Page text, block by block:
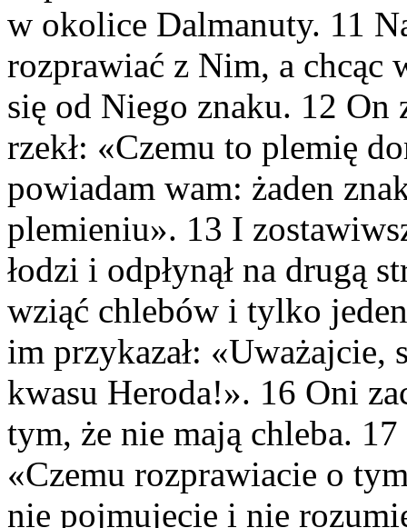
w okolice Dalmanuty. 11
rozprawiać z Nim, a chcąc
się od Niego znaku. 12 On
rzekł: «Czemu to plemię
powiadam wam: żaden
plemieniu». 13 I
łodzi i odpłynął na drugą
wziąć chlebów i tylko
im przykazał: «Uważajcie,
kwasu Heroda!». 16 Oni
tym, że nie mają chleba.
«Czemu rozprawiacie o
nie pojmujecie i nie